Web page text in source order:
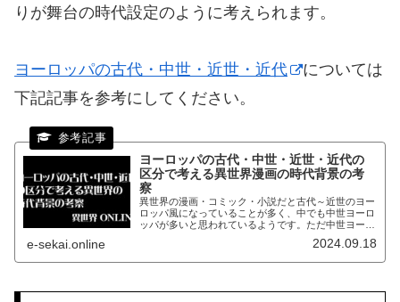
りが舞台の時代設定のように考えられます。
ヨーロッパの古代・中世・近世・近代
については
下記記事を参考にしてください。
ヨーロッパの古代・中世・近世・近代の
区分で考える異世界漫画の時代背景の考
察
異世界の漫画・コミック・小説だと古代～近世のヨー
ロッパ風になっていることが多く、中でも中世ヨーロ
ッパが多いと思われているようです。ただ中世ヨーロ
e-sekai.online 2024.09.18